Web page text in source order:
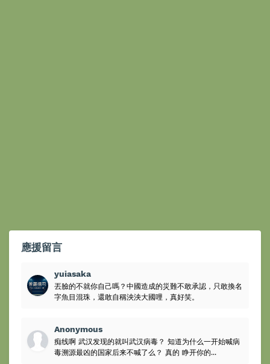
應援留言
yuiasaka
丟臉的不就你自己嗎？中國造成的災難不敢承認，只敢換名
字魚目混珠，還敢自稱泱泱大國哩，真好笑。
Anonymous
痴线啊 武汉发现的就叫武汉病毒？ 知道为什么一开始喊病
毒溯源最凶的国家后来不喊了么？ 真的 睁开你的...